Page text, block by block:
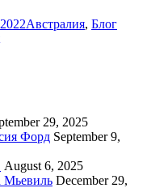
Австралия, Блог
on
есть!
29, 2025
Форд September 9,
August 6, 2025
Мьевиль December 29,